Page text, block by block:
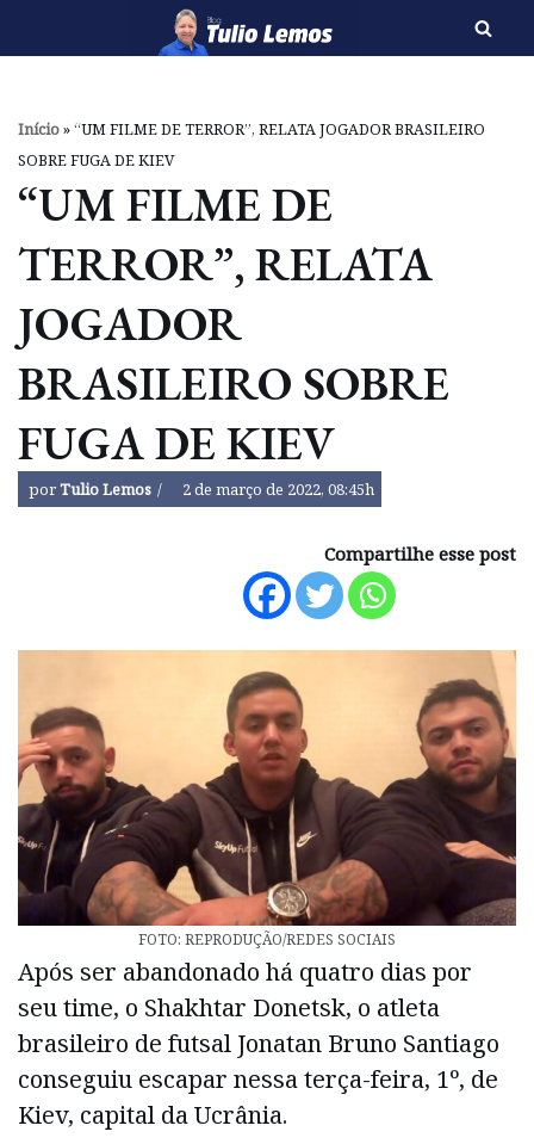
o
conteúdo
Início»“UM FILME DE TERROR”, RELATA JOGADOR BRASILEIRO
SOBRE FUGA DE KIEV
“UM FILME DE
TERROR”, RELATA
JOGADOR
BRASILEIRO SOBRE
FUGA DE KIEV
porTulio Lemos 2 de março de 2022, 08:45h
Compartilhe esse post
FOTO: REPRODUÇÃO/REDES SOCIAIS
Após ser abandonado há quatro dias por
seu time, o Shakhtar Donetsk, o atleta
brasileiro de futsal Jonatan Bruno Santiago
conseguiu escapar nessa terça-feira, 1º, de
Kiev, capital da Ucrânia.